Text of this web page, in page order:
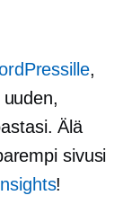
,
Älä
sivusi
!